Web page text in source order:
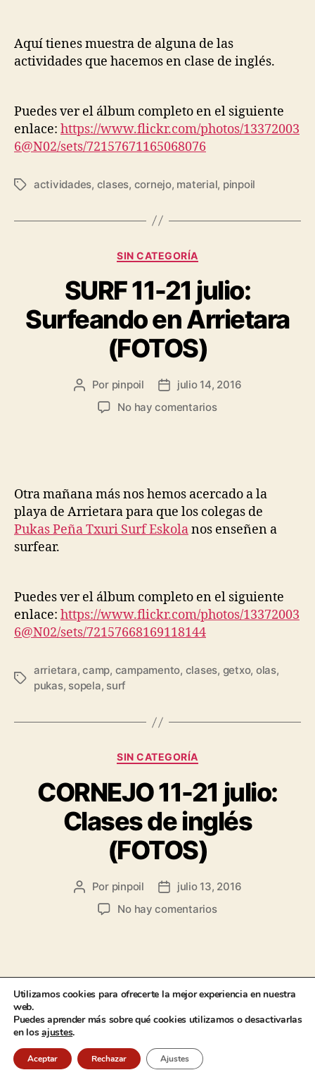
Aquí tienes muestra de alguna de las
actividades que hacemos en clase de inglés.
Puedes ver el álbum completo en el siguiente
enlace: https://www.flickr.com/photos/13372003
6@N02/sets/72157671165068076
actividades, clases, cornejo, material, pinpoil
SIN CATEGORÍA
SURF 11-21 julio:
Surfeando en Arrietara
(FOTOS)
Por pinpoil
julio 14, 2016
No hay comentarios
Otra mañana más nos hemos acercado a la
playa de Arrietara para que los colegas de
Pukas Peña Txuri Surf Eskolanos enseñen a
surfear.
Puedes ver el álbum completo en el siguiente
enlace: https://www.flickr.com/photos/13372003
6@N02/sets/72157668169118144
arrietara,camp, campamento, clases, getxo, olas,
pukas, sopela, surf
SIN CATEGORÍA
CORNEJO 11-21 julio:
Clases de inglés
(FOTOS)
Por pinpoil
julio 13, 2016
No hay comentarios
En el English Summer Camp de Cornejo
reservamos las mañanas para recibir clases de
inglés.
Utilizamos cookies para ofrecerte la mejor experiencia en nuestra
web.
Puedes aprender más sobre qué cookies utilizamos o desactivarlas
en losajustes.
Aceptar Rechazar Ajustes